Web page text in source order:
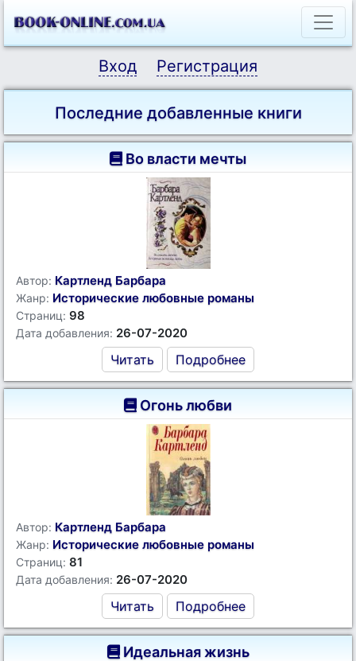
Вход Регистрация
Последние добавленные книги
Во власти мечты
Автор: Картленд Барбара
Жанр: Исторические любовные романы
Страниц: 98
Дата добавления: 26-07-2020
Читать Подробнее
Огонь любви
Автор: Картленд Барбара
Жанр: Исторические любовные романы
Страниц: 81
Дата добавления: 26-07-2020
Читать Подробнее
Идеальная жизнь